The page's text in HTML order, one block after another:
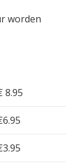
worden
8.95